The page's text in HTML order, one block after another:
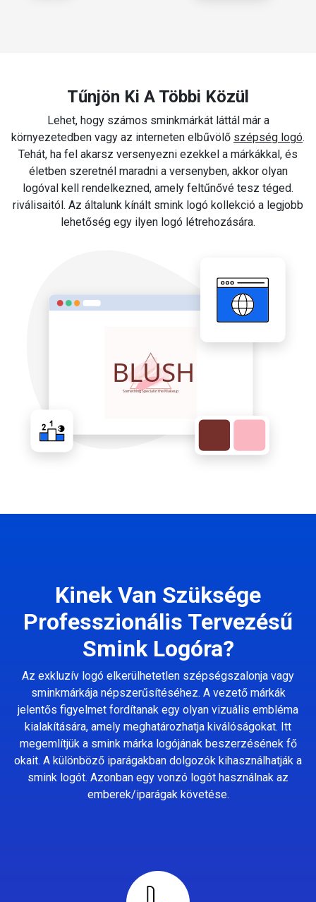
Tűnjön Ki A Többi Közül
Lehet, hogy számos sminkmárkát láttál már a
környezetedben vagy az interneten elbűvölő szépség logó.
Tehát, ha fel akarsz versenyezni ezekkel a márkákkal, és
életben szeretnél maradni a versenyben, akkor olyan
logóval kell rendelkezned, amely feltűnővé tesz téged.
riválisaitól. Az általunk kínált smink logó kollekció a legjobb
lehetőség egy ilyen logó létrehozására.
Kinek Van Szüksége
Professzionális Tervezésű
Smink Logóra?
Az exkluzív logó elkerülhetetlen szépségszalonja vagy
sminkmárkája népszerűsítéséhez. A vezető márkák
jelentős figyelmet fordítanak egy olyan vizuális embléma
kialakítására, amely meghatározhatja kiválóságokat. Itt
megemlítjük a smink márka logójának beszerzésének fő
okait. A különböző iparágakban dolgozók kihasználhatják a
smink logót. Azonban egy vonzó logót használnak az
emberek/iparágak követése.